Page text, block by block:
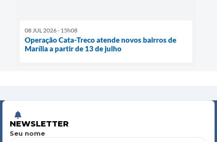
08 JUL 2026 - 15h08
Operação Cata-Treco atende novos bairros de
Marília a partir de 13 de julho
NEWSLETTER
Seu nome